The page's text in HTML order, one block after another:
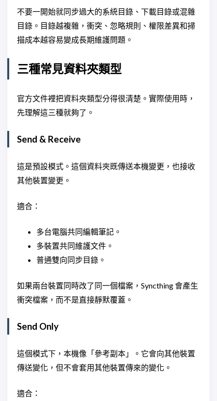
不要一開始就同步過大的系統目錄、下載目錄或混雜
目錄。目錄越複雜，衝突、忽略規則、權限差異和掃
描成本越容易變成長期維護問題。
三種常見資料夾類型
官方文件裡把資料夾類型分得很清楚。實際使用時，
先理解這三種就夠了。
Send & Receive
這是預設模式。這個資料夾既傳送本機變更，也接收
其他裝置變更。
適合：
多台電腦共同編輯筆記。
多裝置共同維護文件。
普通雙向同步目錄。
如果兩台裝置同時改了同一個檔案，Syncthing 會產生
衝突檔案，而不是直接靜默覆蓋。
Send Only
這個模式下，本機像「參考副本」。它會向其他裝置
傳送變化，但不會套用其他裝置傳來的變化。
適合：